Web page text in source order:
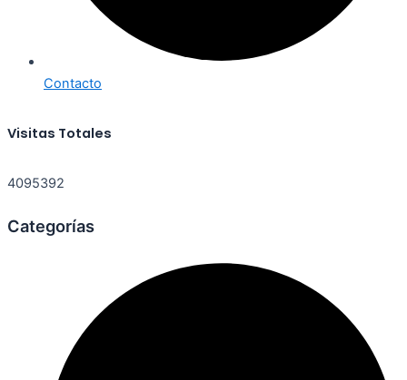
Contacto
Visitas Totales
4095392
Categorías